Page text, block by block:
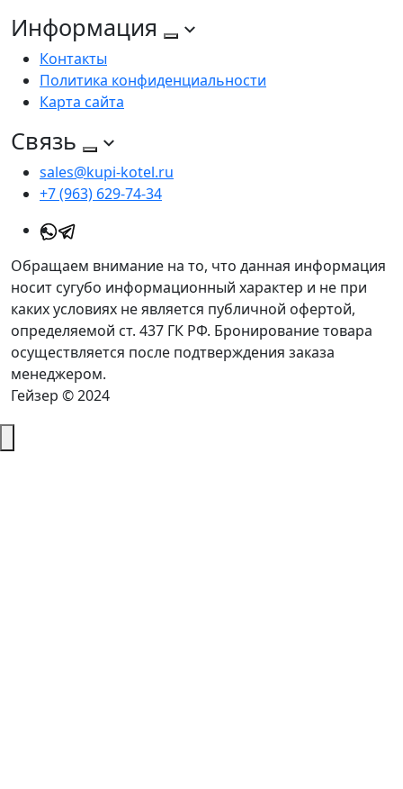
Информация
Контакты
Политика конфиденциальности
Карта сайта
Связь
sales@kupi-kotel.ru
+7 (963) 629-74-34
Обращаем внимание на то, что данная информация
носит сугубо информационный характер и не при
каких условиях не является публичной офертой,
определяемой ст. 437 ГК РФ. Бронирование товара
осуществляется после подтверждения заказа
менеджером.
Гейзер © 2024